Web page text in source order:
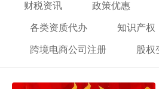
财税资讯 政策优惠
各类资质代办 知识产权
跨境电商公司注册 股权